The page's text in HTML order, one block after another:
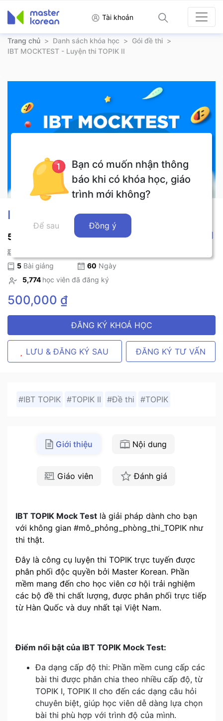
Tài khoản
Trang chủ > Danh sách khóa học > Gói đề thi >
IBT MOCKTEST - Luyện thi TOPIK II
IBT MOCKTEST - Luyện thi TOPIK II
5
5 Bài giảng 60 Ngày
5,774 học viên đã đăng ký
500,000 ₫
ĐĂNG KÝ KHOÁ HỌC
LƯU & ĐĂNG KÝ SAU ĐĂNG KÝ TƯ VẤN
#IBT TOPIK #TOPIK II #Đề thi #TOPIK
Giới thiệu Nội dung
Giáo viên Đánh giá
IBT TOPIK Mock Test là giải pháp dành cho bạn
với không gian #mô_phỏng_phòng_thi_TOPIK như
thi thật.
Đây là công cụ luyện thi TOPIK trực tuyến được
phân phối độc quyền bởi Master Korean. Phần
mềm mang đến cho học viên cơ hội trải nghiệm
các bộ đề thi chất lượng, được phân phối trực tiếp
từ Hàn Quốc và duy nhất tại Việt Nam.
Điểm nổi bật của IBT TOPIK Mock Test:
Đa dạng cấp độ thi: Phần mềm cung cấp các
bài thi được phân chia theo nhiều cấp độ, từ
TOPIK I, TOPIK II cho đến các dạng câu hỏi
chuyên biệt, giúp học viên dễ dàng lựa chọn
bài thi phù hợp với trình độ của mình.
Bạn có muốn nhận thông
báo khi có khóa học, giáo
trình mới không?
Để sau Đồng ý